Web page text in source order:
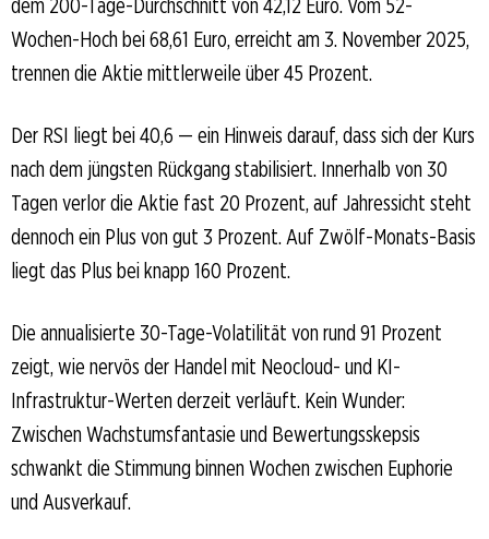
dem 200-Tage-Durchschnitt von 42,12 Euro. Vom 52-
Wochen-Hoch bei 68,61 Euro, erreicht am 3. November 2025,
trennen die Aktie mittlerweile über 45 Prozent.
Der RSI liegt bei 40,6 — ein Hinweis darauf, dass sich der Kurs
nach dem jüngsten Rückgang stabilisiert. Innerhalb von 30
Tagen verlor die Aktie fast 20 Prozent, auf Jahressicht steht
dennoch ein Plus von gut 3 Prozent. Auf Zwölf-Monats-Basis
liegt das Plus bei knapp 160 Prozent.
Die annualisierte 30-Tage-Volatilität von rund 91 Prozent
zeigt, wie nervös der Handel mit Neocloud- und KI-
Infrastruktur-Werten derzeit verläuft. Kein Wunder:
Zwischen Wachstumsfantasie und Bewertungsskepsis
schwankt die Stimmung binnen Wochen zwischen Euphorie
und Ausverkauf.